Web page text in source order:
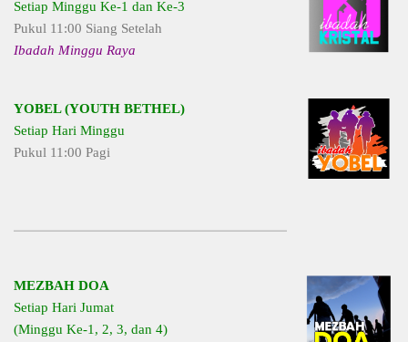
Setiap Minggu Ke-1 dan Ke-3
Pukul 11:00 Siang Setelah
Ibadah Minggu Raya
YOBEL (YOUTH BETHEL)
Setiap Hari Minggu
Pukul 11:00 Pagi
MEZBAH DOA
Setiap Hari Jumat
(Minggu Ke-1, 2, 3, dan 4)